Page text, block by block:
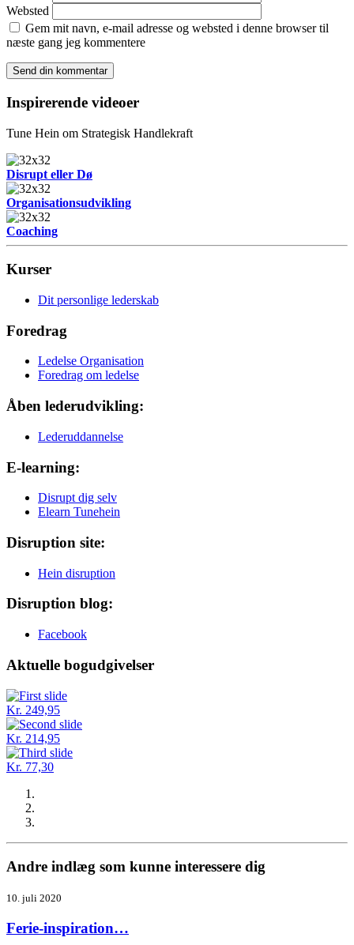
Websted
Gem mit navn, e-mail adresse og websted i denne browser til
næste gang jeg kommentere
Inspirerende videoer
Tune Hein om Strategisk Handlekraft
Disrupt eller Dø
Organisationsudvikling
Coaching
Kurser
Dit personlige lederskab
Foredrag
Ledelse Organisation
Foredrag om ledelse
Åben lederudvikling:
Lederuddannelse
E-learning:
Disrupt dig selv
Elearn Tunehein
Disruption site:
Hein disruption
Disruption blog:
Facebook
Aktuelle bogudgivelser
Kr. 249,95
Kr. 214,95
Kr. 77,30
Andre indlæg som kunne interessere dig
10. juli 2020
Ferie-inspiration…